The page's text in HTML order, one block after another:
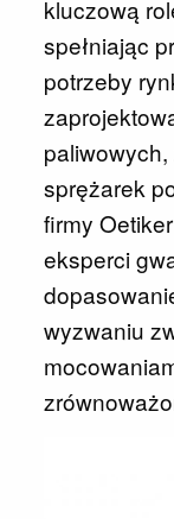
kluczową
spełniając
potrzeby
sprężarek
firmy
eksperci
wyzwaniu